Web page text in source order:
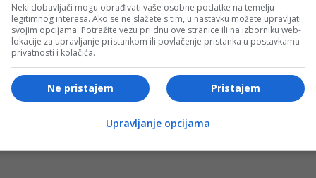
a očekuje se da će radovi trajati najmanje dvije sedmice
“srceparajućim” i uputila apel javnosti da pomogne
za životinje.
Neki dobavljači mogu obrađivati vaše osobne podatke na temelju
legitimnog interesa. Ako se ne slažete s tim, u nastavku možete upravljati
svojim opcijama. Potražite vezu pri dnu ove stranice ili na izborniku web-
lokacije za upravljanje pristankom ili povlačenje pristanka u postavkama
privatnosti i kolačića.
Pristajem
Ne pristajem
Upravljanje opcijama